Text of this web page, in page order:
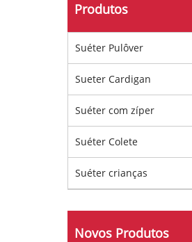
Produtos
Suéter Pulôver
Sueter Cardigan
Suéter com zíper
Suéter Colete
Suéter crianças
Novos Produtos